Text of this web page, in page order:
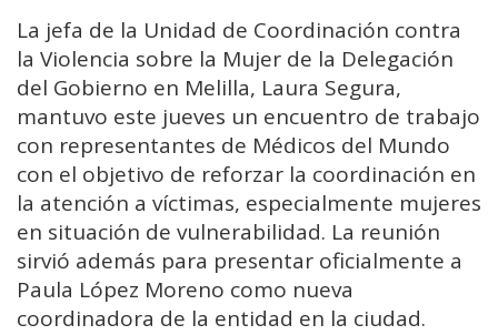
La jefa de la Unidad de Coordinación contra
la Violencia sobre la Mujer de la Delegación
del Gobierno en Melilla, Laura Segura,
mantuvo este jueves un encuentro de trabajo
con representantes de Médicos del Mundo
con el objetivo de reforzar la coordinación en
la atención a víctimas, especialmente mujeres
en situación de vulnerabilidad. La reunión
sirvió además para presentar oficialmente a
Paula López Moreno como nueva
coordinadora de la entidad en la ciudad.